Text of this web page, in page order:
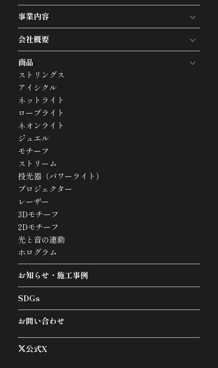
事業内容
会社概要
商品
ストリングス
アイシクル
ネットライト
ロープライト
ネオンライト
ジュエル
モチーフ
ストリーム
投光器（パワーライト）
プロジェクター
レーザー
3Dモチーフ
2Dモチーフ
光と音の連動
ホログラム
お知らせ・施工事例
SDGs
お問い合わせ
公式X